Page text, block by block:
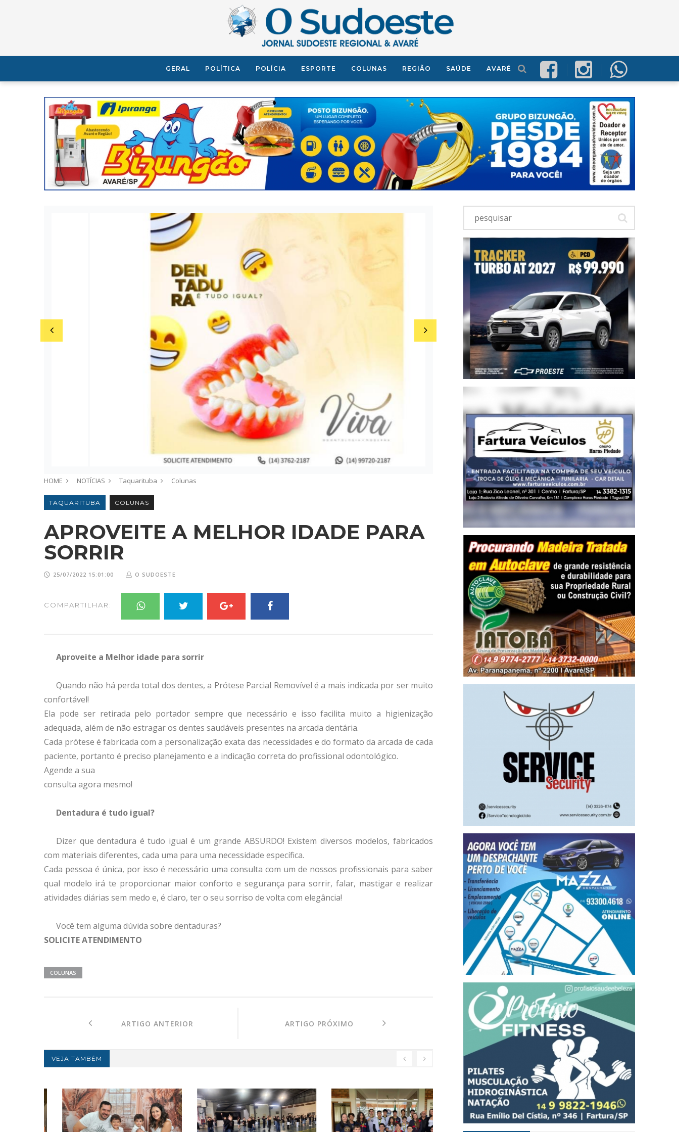
GERAL POLÍTICA POLÍCIA ESPORTE COLUNAS REGIÃO SAÚDE AVARÉ
HOME NOTÍCIAS Taquarituba Colunas
TAQUARITUBA COLUNAS
APROVEITE A MELHOR IDADE PARA
SORRIR
25/07/2022 15:01:00 O SUDOESTE
COMPARTILHAR:
Aproveite a Melhor idade para sorrir
Quando não há perda total dos dentes, a Prótese Parcial Removível é a mais indicada por ser muito
confortável!
Ela pode ser retirada pelo portador sempre que necessário e isso facilita muito a higienização
adequada, além de não estragar os dentes saudáveis presentes na arcada dentária.
Cada prótese é fabricada com a personalização exata das necessidades e do formato da arcada de cada
paciente, portanto é preciso planejamento e a indicação correta do profissional odontológico.
Agende a sua
consulta agora mesmo!
Dentadura é tudo igual?
Dizer que dentadura é tudo igual é um grande ABSURDO! Existem diversos modelos, fabricados
com materiais diferentes, cada uma para uma necessidade específica.
Cada pessoa é única, por isso é necessário uma consulta com um de nossos profissionais para saber
qual modelo irá te proporcionar maior conforto e segurança para sorrir, falar, mastigar e realizar
atividades diárias sem medo e, é claro, ter o seu sorriso de volta com elegância!
Você tem alguma dúvida sobre dentaduras?
SOLICITE ATENDIMENTO
COLUNAS
ARTIGO ANTERIOR ARTIGO PRÓXIMO
VEJA TAMBÉM